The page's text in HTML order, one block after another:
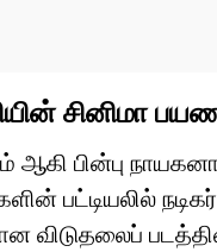
சினிமா
ஆகி பின்பு
பட்டியலில்
விடுதலைப்